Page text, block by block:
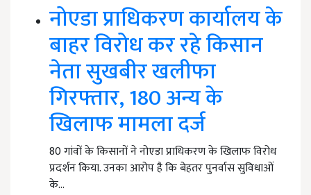
नोएडा प्राधिकरण कार्यालय के
बाहर विरोध कर रहे किसान
नेता सुखबीर खलीफा
गिरफ्तार, 180 अन्य के
खिलाफ मामला दर्ज
80 गांवों के किसानों ने नोएडा प्राधिकरण के खिलाफ विरोध
प्रदर्शन किया. उनका आरोप है कि बेहतर पुनर्वास सुविधाओं
के…